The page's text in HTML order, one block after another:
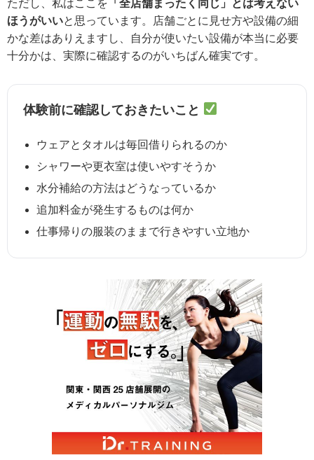
ただし、私はここを 「全店舗まったく同じ」とは考えない
ほうがいいと思っています。店舗ごとに見せ方や設備の細
かな差はありえますし、自分が使いたい設備が本当に必要
十分かは、実際に確認するのがいちばん確実です。
体験前に確認しておきたいこと
ウェアとタオルは毎回借りられるのか
シャワーや更衣室は使いやすそうか
水分補給の方法はどうなっているか
追加料金が発生するものは何か
仕事帰りの服装のままで行きやすい立地か